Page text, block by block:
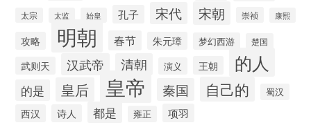
太宗 太监 始皇 孔子 宋代 宋朝 崇祯 康熙
攻略 明朝 春节 朱元璋 梦幻西游 楚国
武则天 汉武帝 清朝 演义 王朝 的人
的是 皇后 皇帝 秦国 自己的 蜀汉
西汉 诗人 都是 雍正 项羽